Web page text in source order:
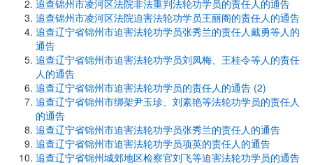
追查锦州市凌河区法院非法重判法轮功学员的责任人的通告
追查锦州市凌河区法院迫害法轮功学员王丽阁的责任人的通告
追查辽宁省锦州市迫害法轮功学员张秀兰的责任人戴勇等人的
通告
追查辽宁省锦州市迫害法轮功学员刘凤梅、王桂令等人的责任
人的通告
追查辽宁省锦州市迫害法轮功学员的责任人的通告 (2)
追查辽宁省锦州市绑架尹玉珍、刘素艳等法轮功学员的责任人
的通告
追查辽宁省锦州市迫害法轮功学员张秀兰的责任人的通告
追查辽宁省锦州市迫害法轮功学员项英的责任人的通告
追查辽宁省锦州城郊地区检察官刘飞等迫害法轮功学员的通告